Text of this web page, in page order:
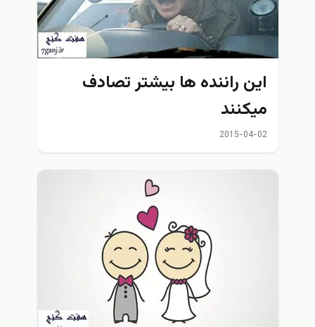
اين راننده ها بيشتر تصادف
ميكنند
2015-04-02